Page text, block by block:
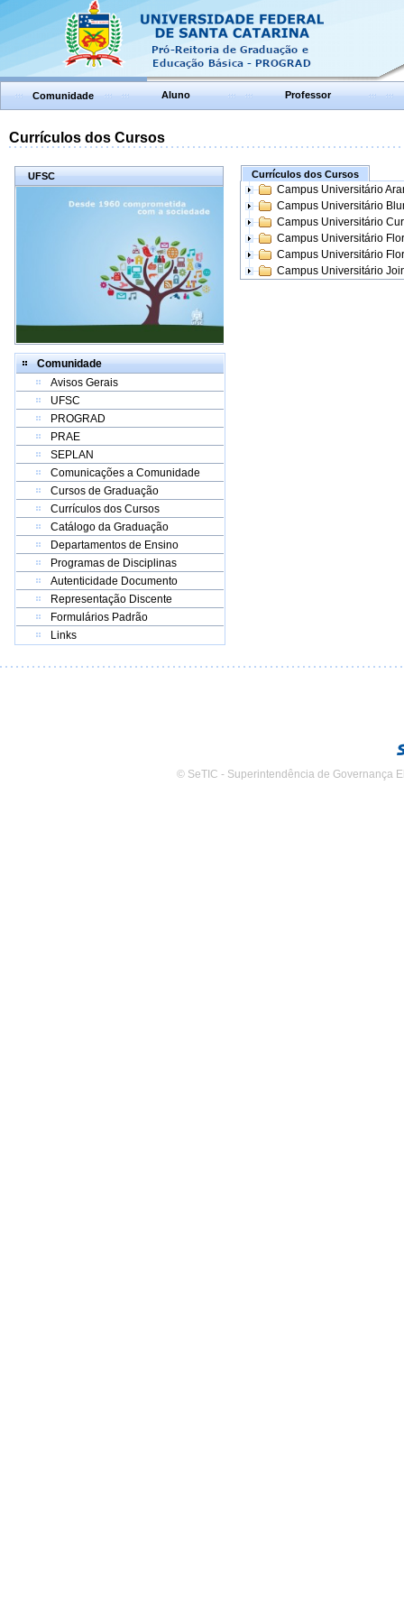
Comunidade Aluno Professor
Currículos dos Cursos
UFSC
Comunidade
Avisos Gerais
UFSC
PROGRAD
PRAE
SEPLAN
Comunicações a Comunidade
Cursos de Graduação
Currículos dos Cursos
Catálogo da Graduação
Departamentos de Ensino
Programas de Disciplinas
Autenticidade Documento
Representação Discente
Formulários Padrão
Links
Currículos dos Cursos
Campus Universitário
Campus Universitário
Campus Universitário
Campus Universitário
Campus Universitário
Campus Universitário
© SeTIC - Superintendência de Governança